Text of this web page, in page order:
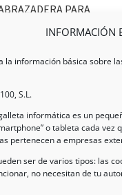
INFORMACIÓN
la información básica sobre
S.L.
informática es un
o tableta cada vez
pertenecen a empresas
ser de varios tipos: las
no necesitan de tu
PARA
Información de